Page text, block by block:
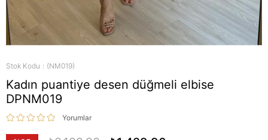
Stok Kodu (NM019)
Kadın puantiye desen düğmeli elbise
DPNM019
Yorumlar